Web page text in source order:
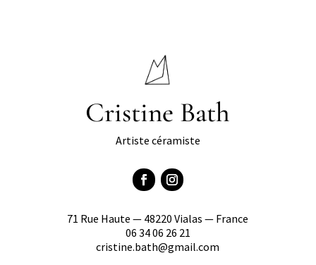
Cristine Bath
Artiste céramiste
71 Rue Haute — 48220 Vialas — France
06 34 06 26 21
cristine.bath@gmail.com